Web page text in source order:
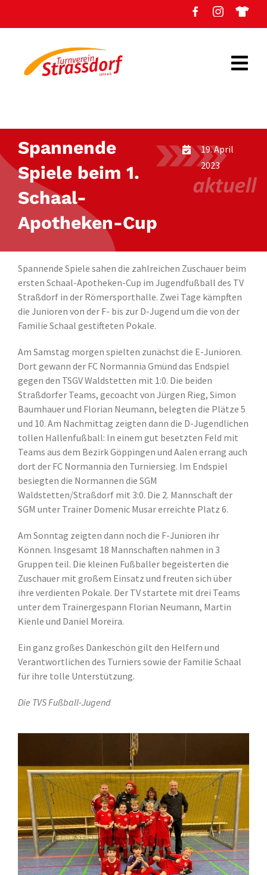
Turnen
Fußball
Volleyball
Radsport
Fitness
Kontakt
Suche
nach:
Spannende
Spiele beim 1.
Schaal-
Apotheken-Cup
19. April
2023
Spannende Spiele sahen die zahlreichen Zuschauer beim
ersten Schaal-Apotheken-Cup im Jugendfußball des TV
Straßdorf in der Römersporthalle. Zwei Tage kämpften
die Junioren von der F- bis zur D-Jugend um die von der
Familie Schaal gestifteten Pokale.
Am Samstag morgen spielten zunächst die E-Junioren.
Dort gewann der FC Normannia Gmünd das Endspiel
gegen den TSGV Waldstetten mit 1:0. Die beiden
Straßdorfer Teams, gecoacht von Jürgen Rieg, Simon
Baumhauer und Florian Neumann, belegten die Plätze 5
und 10. Am Nachmittag zeigten dann die D-Jugendlichen
tollen Hallenfußball: In einem gut besetzten Feld mit
Teams aus dem Bezirk Göppingen und Aalen errang auch
dort der FC Normannia den Turniersieg. Im Endspiel
besiegten die Normannen die SGM
Waldstetten/Straßdorf mit 3:0. Die 2. Mannschaft der
SGM unter Trainer Domenic Musar erreichte Platz 6.
Am Sonntag zeigten dann noch die F-Junioren ihr
Können. Insgesamt 18 Mannschaften nahmen in 3
Gruppen teil. Die kleinen Fußballer begeisterten die
Zuschauer mit großem Einsatz und freuten sich über
ihre verdienten Pokale. Der TV startete mit drei Teams
unter dem Trainergespann Florian Neumann, Martin
Kienle und Daniel Moreira.
Ein ganz großes Dankeschön gilt den Helfern und
Verantwortlichen des Turniers sowie der Familie Schaal
für ihre tolle Unterstützung.
Die TVS Fußball-Jugend